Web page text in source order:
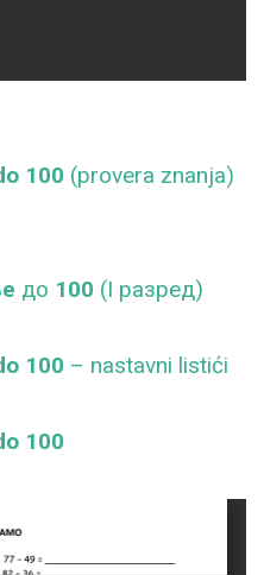
100 (provera znanja)
до 100 (I разред)
100 – nastavni listići
100